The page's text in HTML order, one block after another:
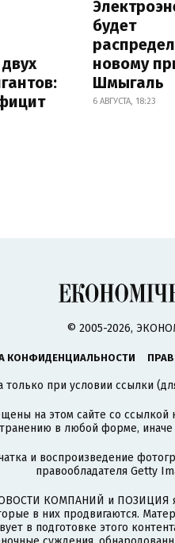
будет
новому
Шмыгаль
6 АВГУСТА, 18:23
© 2005-2026,
КОНФИДЕНЦИАЛЬНОСТИ
только при условии ссылки
на этом сайте со ссылкой
в любой форме,
и воспроизведение
правообладателя Getty
КОМПАНИЙ и ПОЗИЦИЯ
в них продвигаются.
в подготовке этого